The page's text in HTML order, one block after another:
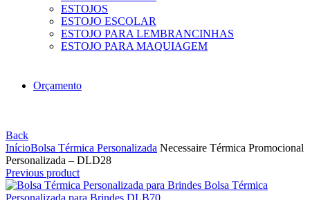
ESTOJOS
ESTOJO ESCOLAR
ESTOJO PARA LEMBRANCINHAS
ESTOJO PARA MAQUIAGEM
Orçamento
Back
InícioBolsa Térmica Personalizada Necessaire Térmica Promocional
Personalizada – DLD28
Previous product
Bolsa Térmica
Personalizada para Brindes DLB70